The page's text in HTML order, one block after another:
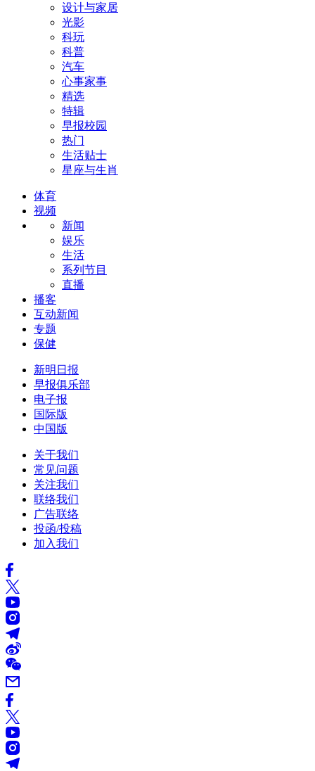
设计与家居
光影
科玩
科普
汽车
心事家事
精选
特辑
早报校园
热门
生活贴士
星座与生肖
体育
视频
新闻
娱乐
生活
系列节目
直播
播客
互动新闻
专题
保健
新明日报
早报俱乐部
电子报
国际版
中国版
关于我们
常见问题
关注我们
联络我们
广告联络
投函/投稿
加入我们